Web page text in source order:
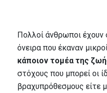
Πολλοί άνθρωποι έχουν
όνειρα που έκαναν
κάποιον τομέα της
στόχους που μπορεί οι
βραχυπρόθεσμους είτε